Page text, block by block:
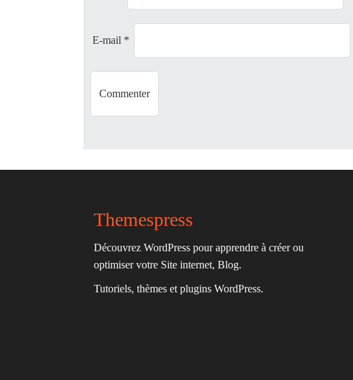
oE-mail *
Themespress
Découvrez WordPress pour apprendre à créer ou
optimiser votre Site internet, Blog.
Tutoriels, thèmes et plugins WordPress.